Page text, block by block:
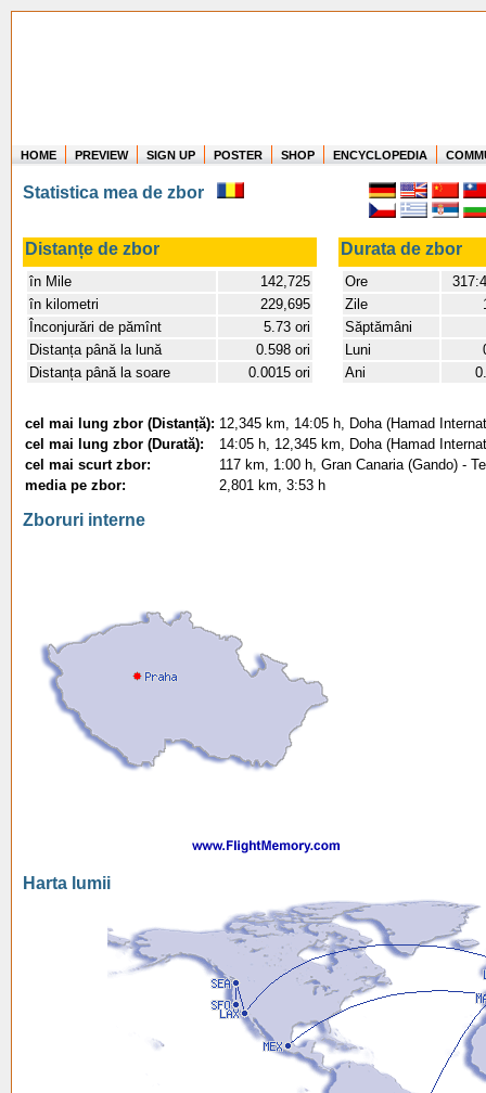
Where in the world have you flown?
How long have you been in the air?
Create your own FlightMemory and see!
HOME PREVIEW SIGN UP POSTER SHOP ENCYCLOPEDIA
Statistica mea de zbor
Distanțe de zbor Durata de zbor
în Mile
142,725
în kilometri
229,695
Înconjurări de pămînt
5.73 ori
Distanța până la lună
0.598 ori
Distanța până la soare
0.0015 ori
Ore
Zile
Săptămâni
Luni
Ani
cel mai lung zbor (Distanță): 12,345 km, 14:05 h, Doha (Hamad
cel mai lung zbor (Durată):
14:05 h, 12,345 km, Doha (Hamad
cel mai scurt zbor:
117 km, 1:00 h, Gran Canaria (Gando) -
media pe zbor:
2,801 km, 3:53 h
Zboruri interne
Harta lumii